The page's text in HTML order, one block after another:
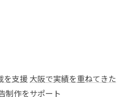
を支援 大阪で実績を重ねてきた
制作をサポート